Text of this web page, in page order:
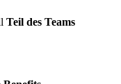
Teil des Teams